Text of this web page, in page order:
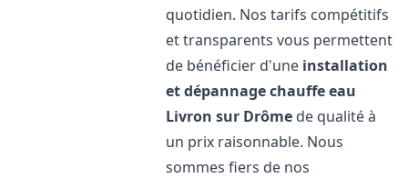
quotidien. Nos tarifs compétitifs
et transparents vous permettent
de bénéficier d'une installation
et dépannage chauffe eau
Livron sur Drôme de qualité à
un prix raisonnable. Nous
sommes fiers de nos